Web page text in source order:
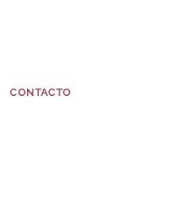
CONTACTO